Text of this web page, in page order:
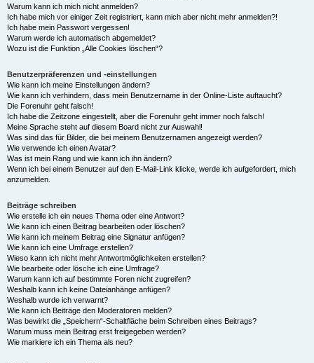
Warum kann ich mich nicht anmelden?
Ich habe mich vor einiger Zeit registriert, kann mich aber nicht mehr anmelden?!
Ich habe mein Passwort vergessen!
Warum werde ich automatisch abgemeldet?
Wozu ist die Funktion „Alle Cookies löschen“?
Benutzerpräferenzen und -einstellungen
Wie kann ich meine Einstellungen ändern?
Wie kann ich verhindern, dass mein Benutzername in der Online-Liste auftaucht?
Die Forenuhr geht falsch!
Ich habe die Zeitzone eingestellt, aber die Forenuhr geht immer noch falsch!
Meine Sprache steht auf diesem Board nicht zur Auswahl!
Was sind das für Bilder, die bei meinem Benutzernamen angezeigt werden?
Wie verwende ich einen Avatar?
Was ist mein Rang und wie kann ich ihn ändern?
Wenn ich bei einem Benutzer auf den E-Mail-Link klicke, werde ich aufgefordert, mich
anzumelden.
Beiträge schreiben
Wie erstelle ich ein neues Thema oder eine Antwort?
Wie kann ich einen Beitrag bearbeiten oder löschen?
Wie kann ich meinem Beitrag eine Signatur anfügen?
Wie kann ich eine Umfrage erstellen?
Wieso kann ich nicht mehr Antwortmöglichkeiten erstellen?
Wie bearbeite oder lösche ich eine Umfrage?
Warum kann ich auf bestimmte Foren nicht zugreifen?
Weshalb kann ich keine Dateianhänge anfügen?
Weshalb wurde ich verwarnt?
Wie kann ich Beiträge den Moderatoren melden?
Was bewirkt die „Speichern“-Schaltfläche beim Schreiben eines Beitrags?
Warum muss mein Beitrag erst freigegeben werden?
Wie markiere ich ein Thema als neu?